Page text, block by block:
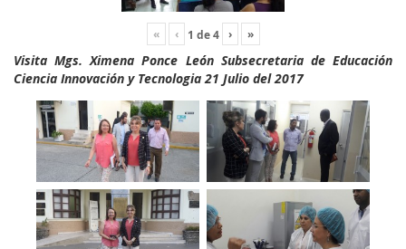
« ‹ 1 de4 › »
Visita Mgs. Ximena Ponce León Subsecretaria de Educación
Ciencia Innovación y Tecnologia 21 Julio del 2017